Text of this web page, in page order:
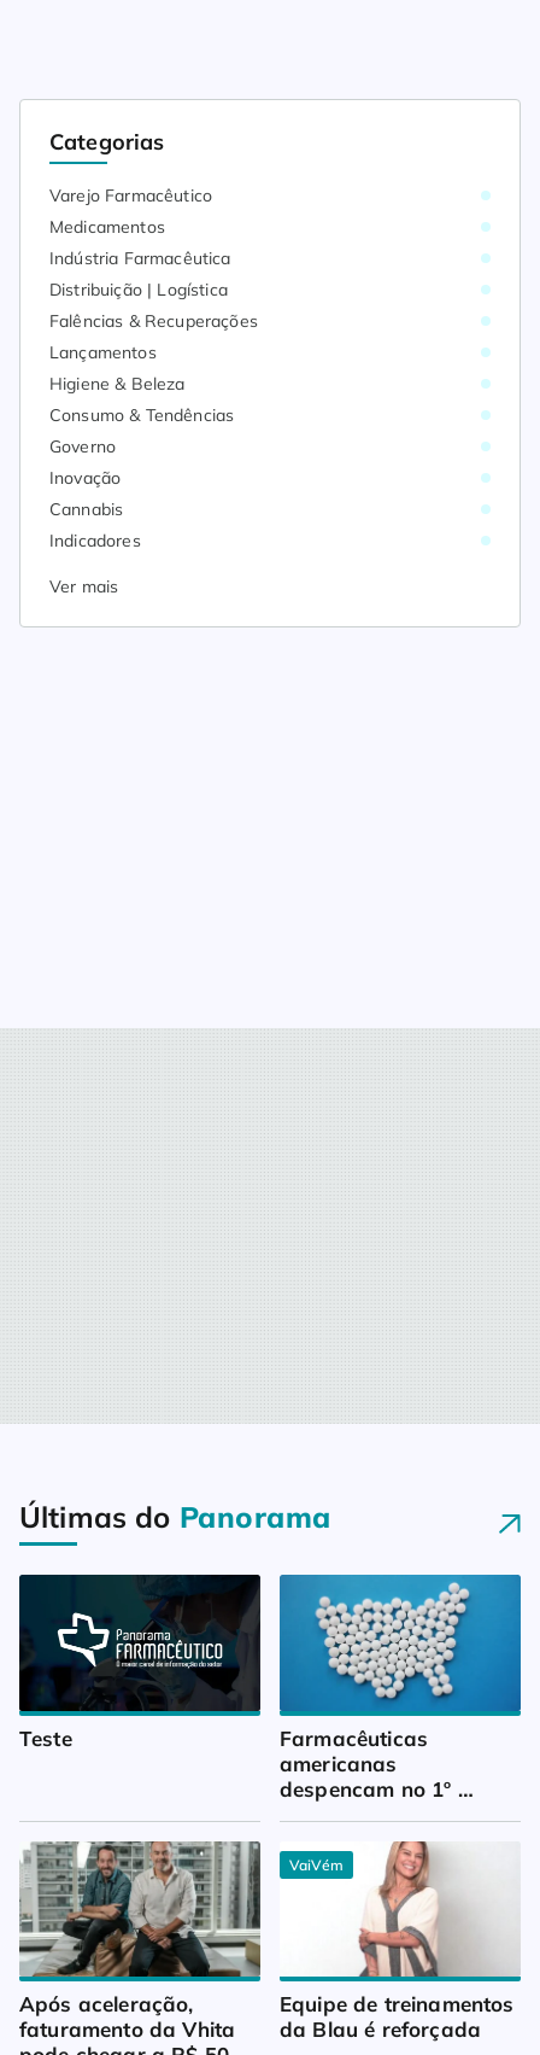
Categorias
Varejo Farmacêutico
Medicamentos
Indústria Farmacêutica
Distribuição | Logística
Falências & Recuperações
Lançamentos
Higiene & Beleza
Consumo & Tendências
Governo
Inovação
Cannabis
Indicadores
Ver mais
Últimas do Panorama
Teste
Farmacêuticas
americanas
despencam no 1º
Após aceleração,
faturamento da Vhita
VaiVém
Equipe de treinamentos
da Blau é reforçada